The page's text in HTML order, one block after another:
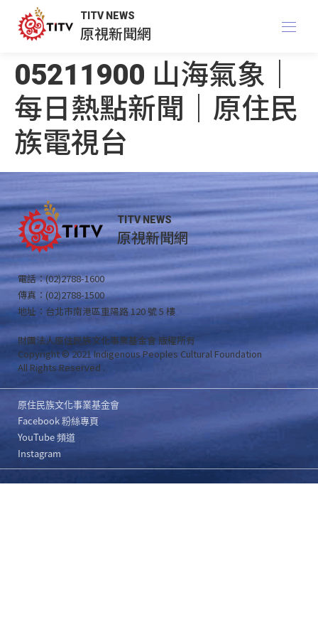
TITV NEWS
原視新聞網
05211900 山海氣象｜
每日熱點新聞｜原住民
族電視台
TITV NEWS
原視新聞網
電話：(02)2788-1600
傳真：(02)2788-1500
地址：台北市南港區重陽路 120 號 5 樓
財團法人原住民族文化事業基金會 版權所有
Copyright © 2021 Indigenous Peoples Cultural Foundation
All Rights Reserved .
原住民族文化事業基金會
Facebook 粉絲專頁
YouTube 頻道
Instagram